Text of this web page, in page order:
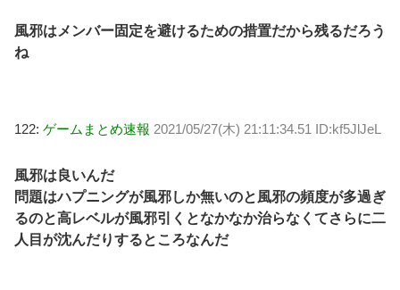
風邪はメンバー固定を避けるための措置だから残るだろう
ね
122: ゲームまとめ速報 2021/05/27(木) 21:11:34.51 ID:kf5JlJeL
風邪は良いんだ
問題はハプニングが風邪しか無いのと風邪の頻度が多過ぎ
るのと高レベルが風邪引くとなかなか治らなくてさらに二
人目が沈んだりするところなんだ